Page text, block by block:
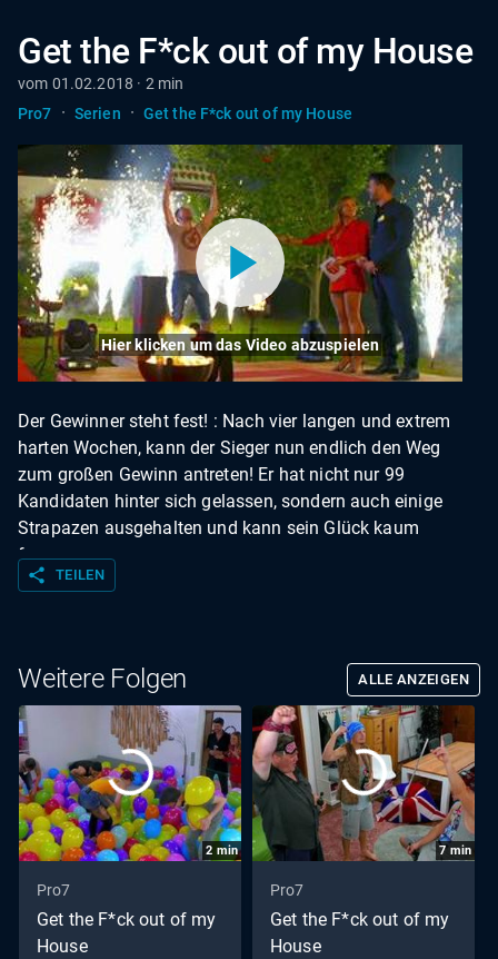
Get the F*ck out of my House
vom 01.02.2018 · 2 min
Pro7
· Serien · Get the F*ck out of my House
Hier klicken um das Video abzuspielen
Der Gewinner steht fest! : Nach vier langen und extrem
harten Wochen, kann der Sieger nun endlich den Weg
zum großen Gewinn antreten! Er hat nicht nur 99
Kandidaten hinter sich gelassen, sondern auch einige
Strapazen ausgehalten und kann sein Glück kaum
fassen.
share TEILEN
Weitere Folgen ALLE ANZEIGEN
2 min
Pro7
Get the F*ck out of my
House
7min
Pro7
Get the F*ck out of my
House